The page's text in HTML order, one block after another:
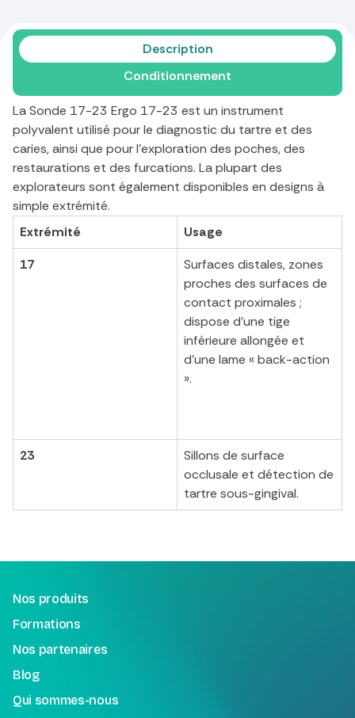
Description
Conditionnement
La Sonde 17-23 Ergo 17-23 est un instrument
polyvalent utilisé pour le diagnostic du tartre et des
caries, ainsi que pour l'exploration des poches, des
restaurations et des furcations. La plupart des
explorateurs sont également disponibles en designs à
simple extrémité.
Extrémité
Usage
17
Surfaces distales, zones
proches des surfaces de
contact proximales ;
dispose d'une tige
inférieure allongée et
d'une lame « back-action
».
23
Sillons de surface
occlusale et détection de
tartre sous-gingival.
Nos produits
Formations
Nos partenaires
Blog
Qui sommes-nous